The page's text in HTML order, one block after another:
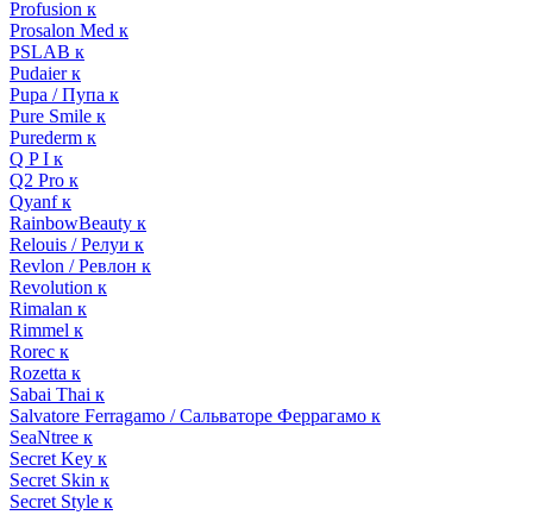
Profusion к
Prosalon Med к
PSLAB к
Pudaier к
Pupa / Пупа к
Pure Smile к
Purederm к
Q P I к
Q2 Pro к
Qyanf к
RainbowBeauty к
Relouis / Релуи к
Revlon / Ревлон к
Revolution к
Rimalan к
Rimmel к
Rorec к
Rozetta к
Sabai Thai к
Salvatore Ferragamo / Сальваторе Феррагамо к
SeaNtree к
Secret Key к
Secret Skin к
Secret Style к